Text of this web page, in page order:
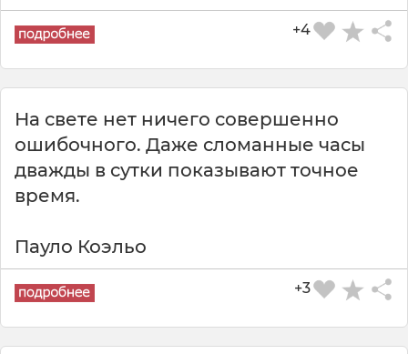
+4
На свете нет ничего совершенно
ошибочного. Даже сломанные часы
дважды в сутки показывают точное
время.
Пауло Коэльо
+3